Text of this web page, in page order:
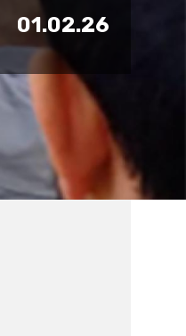
01.02.26